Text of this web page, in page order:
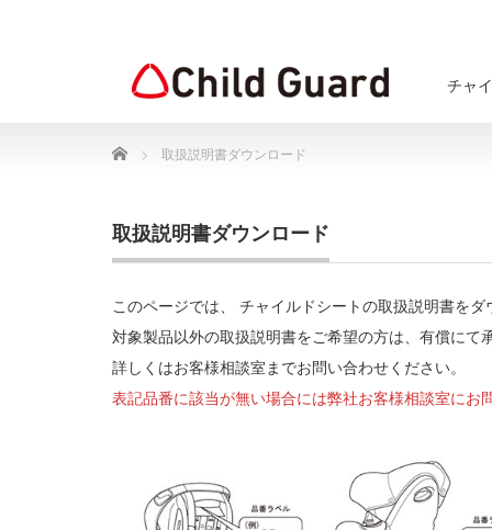
チャ
Home 取扱説明書ダウンロード
取扱説明書ダウンロード
このページでは、 チャイルドシートの取扱説明書をダ
対象製品以外の取扱説明書をご希望の方は、有償にて
詳しくはお客様相談室までお問い合わせください。
表記品番に該当が無い場合には弊社お客様相談室にお